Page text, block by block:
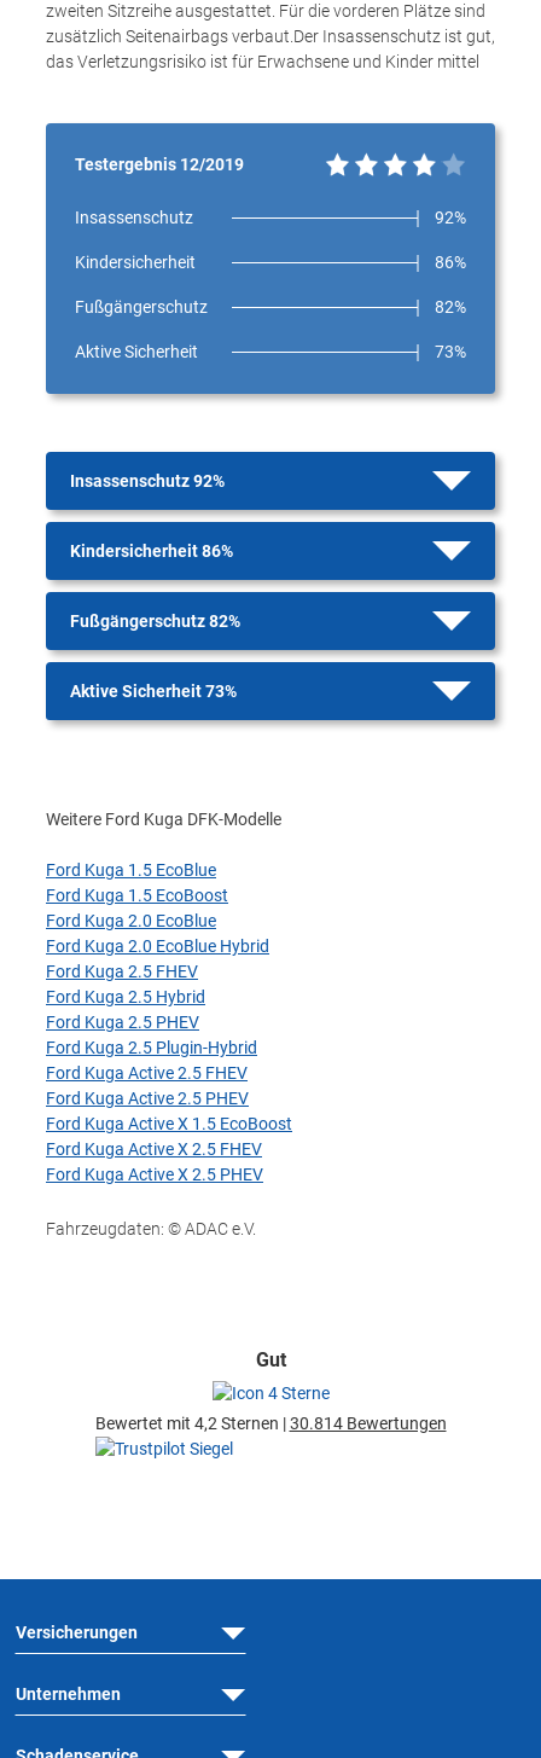
zweiten Sitzreihe ausgestattet. Für die vorderen Plätze sind
zusätzlich Seitenairbags verbaut.Der Insassenschutz ist gut,
das Verletzungsrisiko ist für Erwachsene und Kinder mittel
Testergebnis 12/2019
Insassenschutz 92%
Kindersicherheit 86%
Fußgängerschutz 82%
Aktive Sicherheit 73%
Insassenschutz 92%
Kindersicherheit 86%
Fußgängerschutz 82%
Aktive Sicherheit 73%
Weitere Ford Kuga DFK-Modelle
Ford Kuga 1.5 EcoBlue
Ford Kuga 1.5 EcoBoost
Ford Kuga 2.0 EcoBlue
Ford Kuga 2.0 EcoBlue Hybrid
Ford Kuga 2.5 FHEV
Ford Kuga 2.5 Hybrid
Ford Kuga 2.5 PHEV
Ford Kuga 2.5 Plugin-Hybrid
Ford Kuga Active 2.5 FHEV
Ford Kuga Active 2.5 PHEV
Ford Kuga Active X 1.5 EcoBoost
Ford Kuga Active X 2.5 FHEV
Ford Kuga Active X 2.5 PHEV
Fahrzeugdaten: © ADAC e.V.
Gut
Bewertet mit 4,2 Sternen |30.814 Bewertungen
Versicherungen
Unternehmen